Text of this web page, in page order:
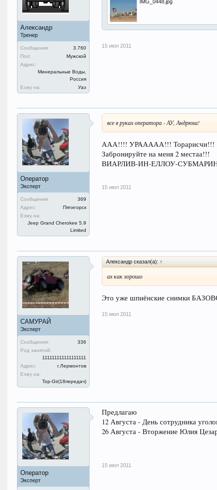
Александр
Тренер
Сообщения:
3.760
Пол:
Мужской
Адрес:
Минеральные Воды,
Россия
Езжу на:
Уаз
IMG_0448.jpg
15 июл 2011
Оператор
Эксперт
Сообщения:
369
Адрес:
Пятигорск
Езжу на:
Jeep Grand Cherokee 5.9
Limited
все в руках оператора - АУ, Андрюха!
ААА!!!! УРААААА!!! Торарисчи!!!
Забронируйте на меня 2 местаа!!!
ВИАРЛИВ-ИН-ЕЛЛОУ-
15 июл 2011
САМУРАЙ
Эксперт
Сообщения:
336
Род занятий:
111111111111111111
Адрес:
г.Лермонтов
Езжу на:
Top-Gir(18передач)
Александр сказал(а): ↑
ах как хорошо
Это уже шпиёнские снимки
15 июл 2011
Оператор
Эксперт
Предлагаю
12 Августа - День сотрудника
26 Августа - Вторжение Юлия
15 июл 2011